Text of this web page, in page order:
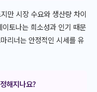
만 시장 수요와 생산량 차이
토나는 희소성과 인기 때문
리너는 안정적인 시세를 유
해지나요?